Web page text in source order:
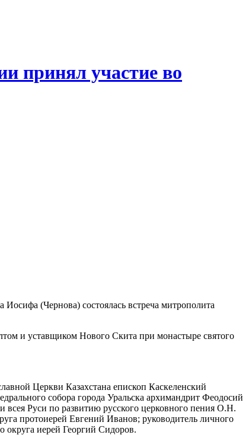
принял участие во
(Чернова) состоялась встреча митрополита
и уставщиком Нового Скита при монастыре святого
Церкви Казахстана епископ Каскеленский
собора города Уральска архимандрит Феодосий
всея Руси по развитию русского церковного пения О.Н.
протоиерей Евгений Иванов; руководитель личного
округа иерей Георгий Сидоров.